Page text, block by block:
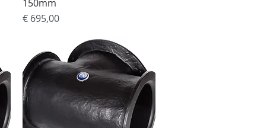
150mm
Prijs
€ 695,00